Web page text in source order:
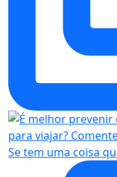
Se tem uma coisa